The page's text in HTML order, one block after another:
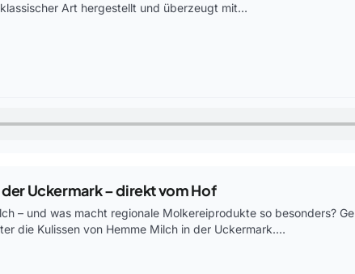
Art hergestellt und überzeugt mit…
Uckermark – direkt vom Hof
– und was macht regionale Molkereiprodukte so besonders?
die Kulissen von Hemme Milch in der Uckermark.…